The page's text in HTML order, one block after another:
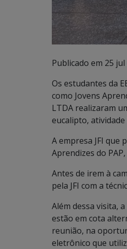
Publicado em 25 jul
Os estudantes da
como Jovens
LTDA realizaram
eucalipto,
A empresa JFI que
Aprendizes do
Antes de irem à
pela JFI com a
Além dessa visita,
estão em cota
reunião, na
eletrônico que